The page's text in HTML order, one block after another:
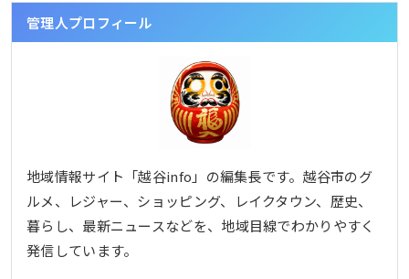
管理人プロフィール
地域情報サイト「越谷info」の編集長です。越谷市のグ
ルメ、レジャー、ショッピング、レイクタウン、歴史、
暮らし、最新ニュースなどを、地域目線でわかりやすく
発信しています。